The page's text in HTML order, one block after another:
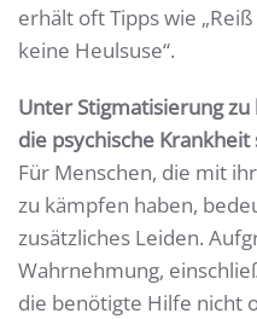
erhält oft Tipps wie
keine Heulsuse“.
Unter Stigmatisierung
die psychische Krankheit
Für Menschen, die mit
zu kämpfen haben,
zusätzliches Leiden.
Wahrnehmung,
die benötigte Hilfe nicht